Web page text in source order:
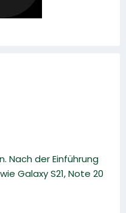
Nach der Einführung
Galaxy S21, Note 20